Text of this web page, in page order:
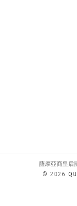
薩摩亞商皇后
© 2026